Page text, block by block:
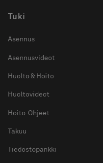
Tuki
Asennus
Asennusvideot
Huolto & Hoito
Huoltovideot
Hoito-Ohjeet
Takuu
Tiedostopankki